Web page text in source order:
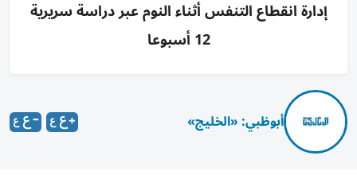
إدارة انقطاع التنفس أثناء النوم عبر دراسة سريرية
12 أسبوعا
أبوظبي: «الخليج»